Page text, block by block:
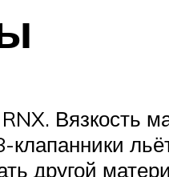
Вязкость
другой